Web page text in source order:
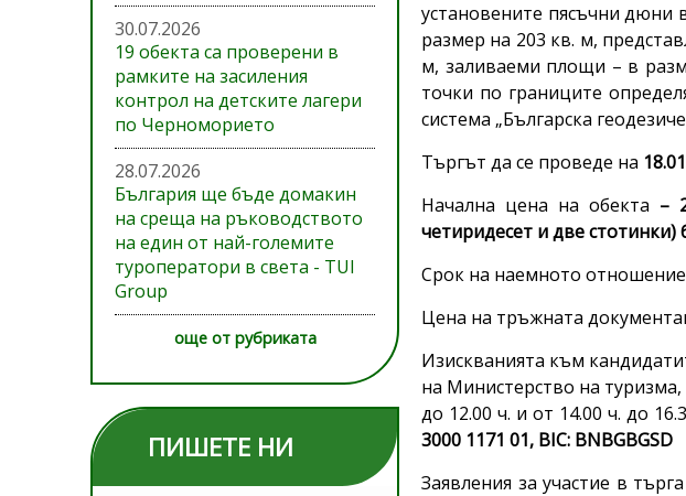
30.07.2026
19 обекта са проверени в
рамките на засиления
контрол на детските лагери
по Черноморието
28.07.2026
България ще бъде домакин
на среща на ръководството
на един от най-големите
туроператори в света - TUI
Group
още от рубриката
ПИШЕТЕ НИ
установените пясъчни дюни
размер на 203 кв. м,
м, заливаеми площи – в
точки по границите
система „Българска
Търгът да се проведе на
Начална цена на обекта –
четиридесет и две стотинки)
Срок на наемното
Цена на тръжната
Изискванията към
на Министерство на
до 12.00 ч. и от 14.00 ч. до
3000 1171 01, BIC: BNBGBGSD
Заявления за участие в